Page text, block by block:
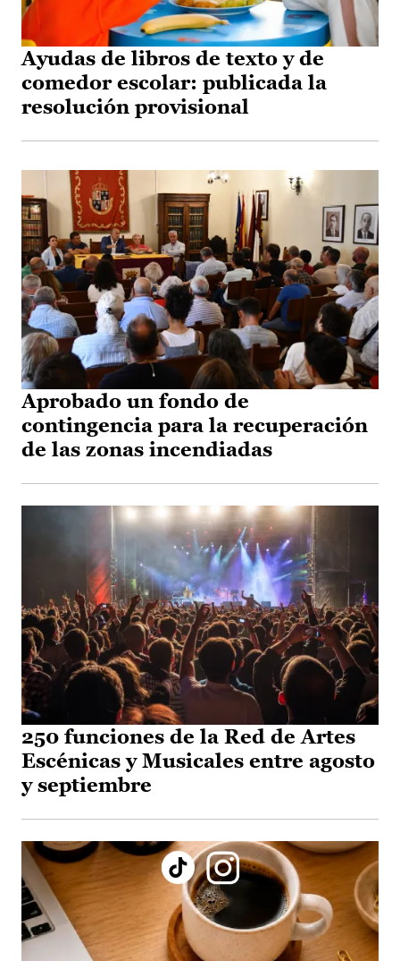
Ayudas de libros de texto y de
comedor escolar: publicada la
resolución provisional
Aprobado un fondo de
contingencia para la recuperación
de las zonas incendiadas
250 funciones de la Red de Artes
Escénicas y Musicales entre agosto
y septiembre